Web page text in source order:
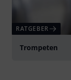
RATGEBER
Trompeten